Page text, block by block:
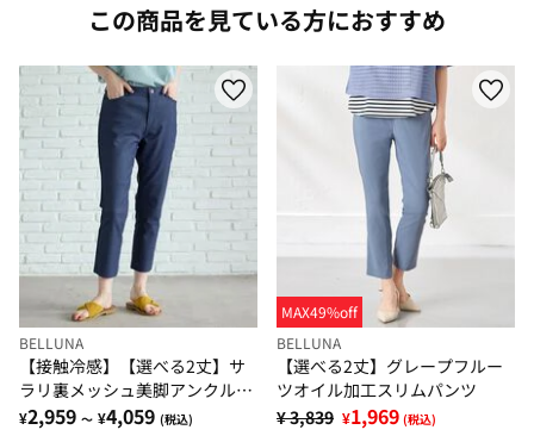
この商品を見ている方におすすめ
BELLUNA
【接触冷感】【選べる2丈】サ
ラリ裏メッシュ美脚アンクルパ
ンツ
¥2,959 ～ ¥4,059 (税込)
MAX49%off
BELLUNA
【選べる2丈】グレープフルー
ツオイル加工スリムパンツ
¥ 3,839 ¥1,969 (税込)